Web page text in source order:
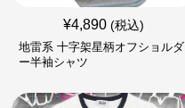
¥4,890 (税込)
地雷系 十字架星柄オフショルダ
ー半袖シャツ